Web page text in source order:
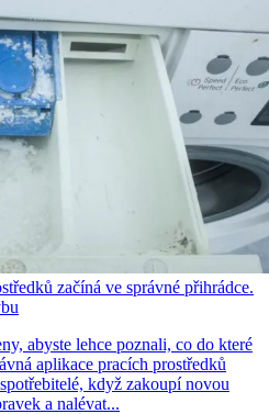
začíná ve správné přihrádce.
abyste lehce poznali, co do které
aplikace pracích prostředků
když zakoupí novou
a nalévat...